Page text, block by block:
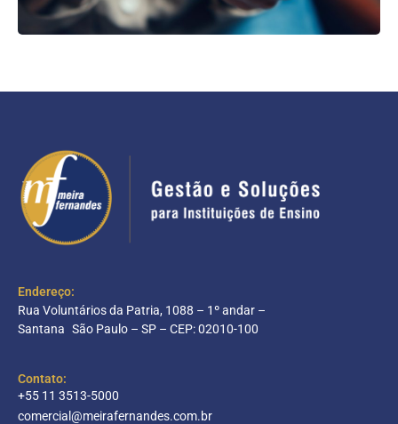
Endereço:
Rua Voluntários da Patria, 1088 – 1º andar –
Santana São Paulo – SP – CEP: 02010-100
Contato:
+55 11 3513-5000
comercial@meirafernandes.com.br